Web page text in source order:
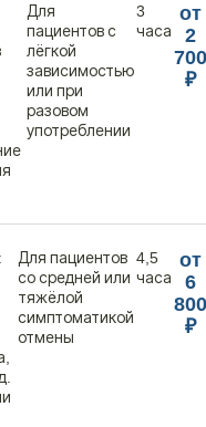
Для
пациентов с
лёгкой
зависимостью
или при
разовом
употреблении
3
часа
от
2
700
₽
Для пациентов
со средней или
тяжёлой
симптоматикой
отмены
4,5
часа
от
6
800
₽